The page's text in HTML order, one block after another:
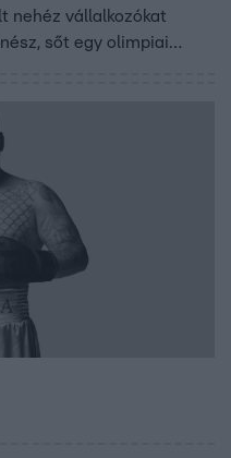
nehéz vállalkozókat
sőt egy olimpiai